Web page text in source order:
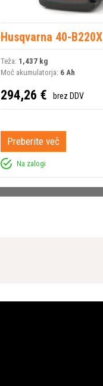
Husqvarna 40-B220X
Teža: 1,437 kg
Moč akumulatorja: 6 Ah
294,26 € brez DDV
Preberite več
Na zalogi